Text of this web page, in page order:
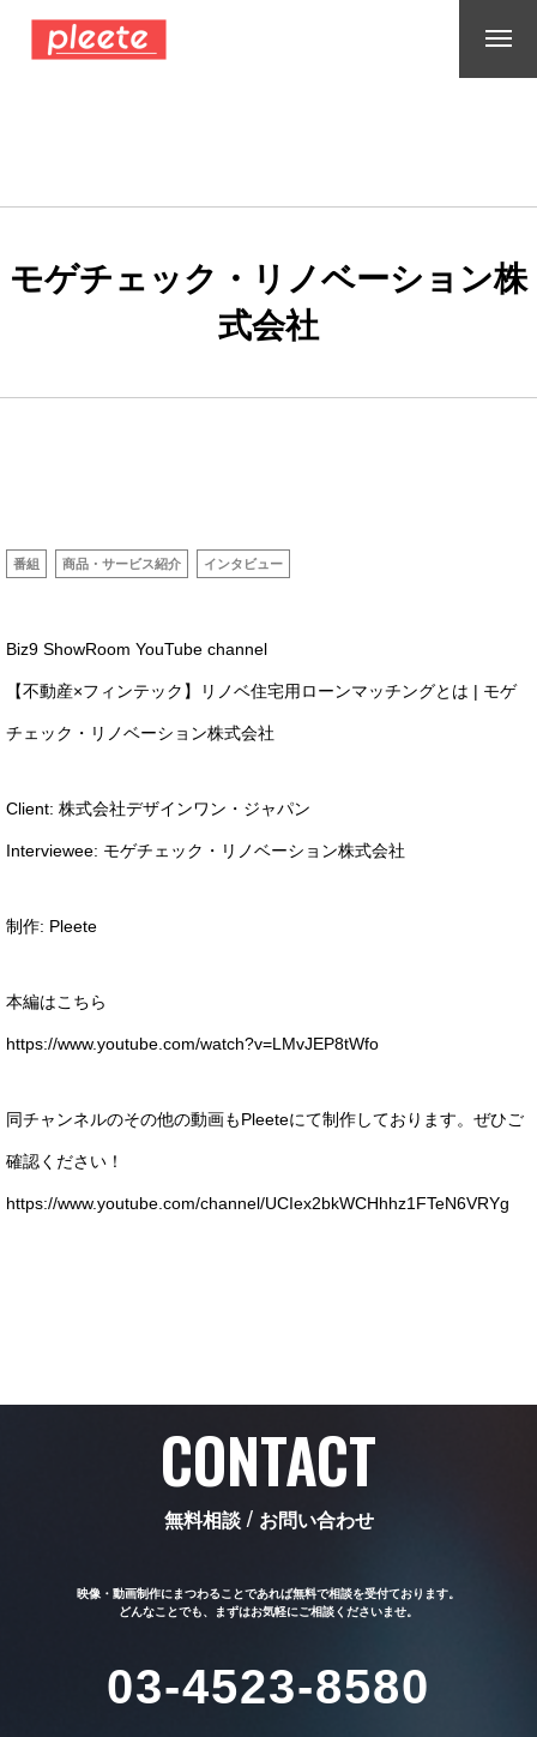
News
モゲチェック・リノベーション株
式会社
番組 商品・サービス紹介 インタビュー
Biz9 ShowRoom YouTube channel
【不動産×フィンテック】リノベ住宅用ローンマッチングとは | モゲ
チェック・リノベーション株式会社
Client: 株式会社デザインワン・ジャパン
Interviewee: モゲチェック・リノベーション株式会社
制作: Pleete
本編はこちら
https://www.youtube.com/watch?v=LMvJEP8tWfo
同チャンネルのその他の動画もPleeteにて制作しております。ぜひご
確認ください！
https://www.youtube.com/channel/UCIex2bkWCHhhz1FTeN6VRYg
CONTACT
無料相談 / お問い合わせ
映像・動画制作にまつわることであれば無料で相談を受付ております。
どんなことでも、まずはお気軽にご相談くださいませ。
03-4523-8580